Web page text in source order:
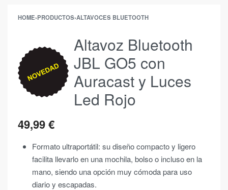
HOME›PRODUCTOS›ALTAVOCES BLUETOOTH
Altavoz Bluetooth
JBL GO5 con
Auracast y Luces
Led Rojo
49,99€
Formato ultraportátil: su diseño compacto y ligero
facilita llevarlo en una mochila, bolso o incluso en la
mano, siendo una opción muy cómoda para uso
diario y escapadas.